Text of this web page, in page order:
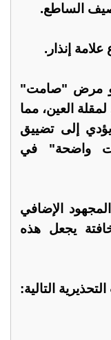
الساطع.
هو مرض "صامت"
العين، مما
إلى تضييق
واضحة" في
الإضافي
يجعل هذه
التالية: